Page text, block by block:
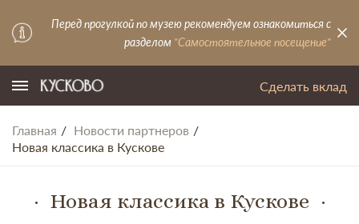
Перед прогулкой по музею рекомендуем ознакомиться с
разделом "Самостоятельное посещение"
Сделать вклад
Главная
Новости партнеров
Новая классика в Кускове
Новая классика в Кускове